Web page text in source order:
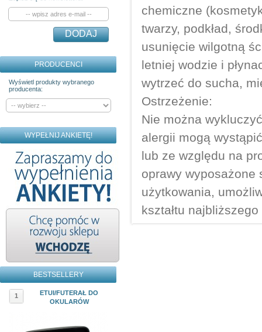
DODAJ
PRODUCENCI
Wyświetl produkty wybranego
producenta:
WYPEŁNIJ ANKIETĘ!
BESTSELLERY
1
ETUI/FUTERAŁ DO
OKULARÓW
chemiczne
twarzy, podkład,
usunięcie wilgotną
letniej wodzie i
wytrzeć do sucha,
Ostrzeżenie:
Nie można
alergii mogą
lub ze względu na
oprawy wyposażone
użytkowania,
kształtu